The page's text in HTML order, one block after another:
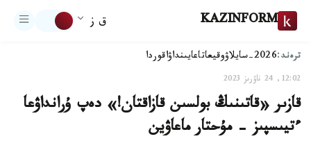
KAZINFORM ق ز
ترەند:2026-سايلاۋ وقيعاتاعايىنداۋاقوردا
12:02, 24 ناۋرىز 2023
قازىر «قاتىنىڭ بولسىن قازاقتان!» دەپ ۇرانداۋعا
ءتيىسپىز - مۇحتار ماعاۋين